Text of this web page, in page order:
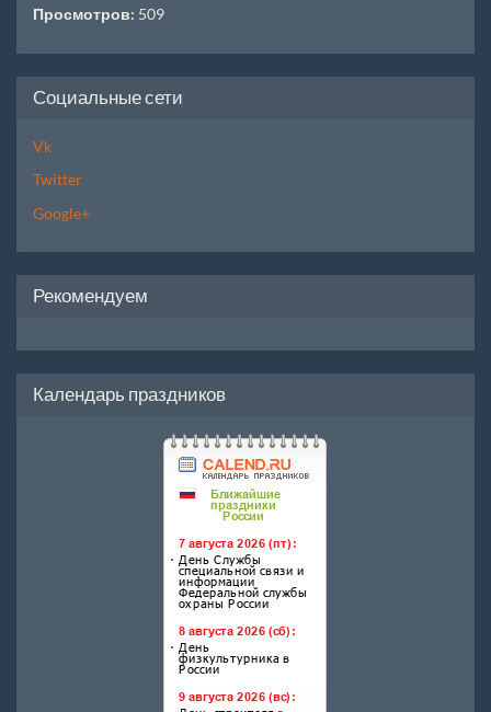
Просмотров: 509
Социальные сети
Vk
Twitter
Google+
Рекомендуем
Календарь праздников